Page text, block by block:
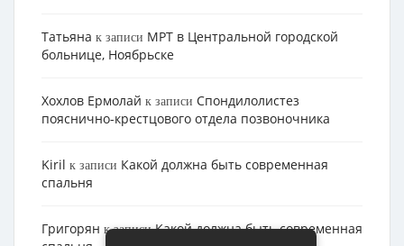
Татьяна к записи МРТ в Центральной городской
больнице, Ноябрьске
Хохлов Ермолай к записи Cпондилолистез
пояснично-крестцового отдела позвоночника
Kiril к записи Какой должна быть современная
спальня
Григорян к записиКакой должна быть современная